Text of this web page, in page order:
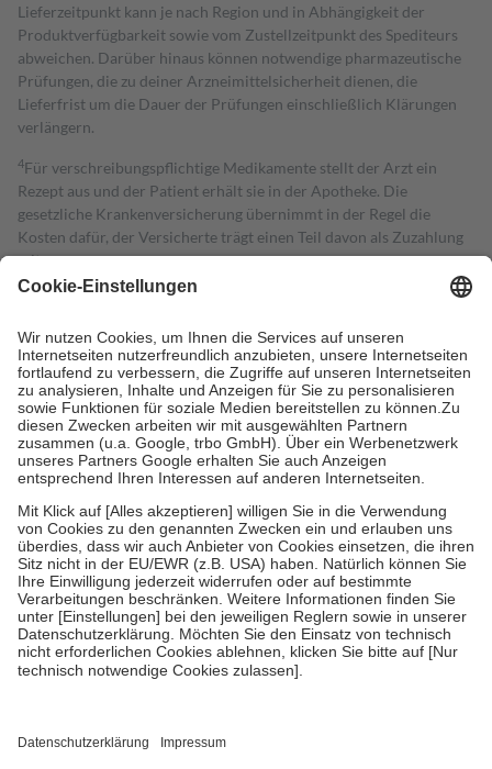
Lieferzeitpunkt kann je nach Region und in Abhängigkeit der
Produktverfügbarkeit sowie vom Zustellzeitpunkt des Spediteurs
abweichen. Darüber hinaus können notwendige pharmazeutische
Prüfungen, die zu deiner Arzneimittelsicherheit dienen, die
Lieferfrist um die Dauer der Prüfungen einschließlich Klärungen
verlängern.
4Für verschreibungspflichtige Medikamente stellt der Arzt ein
Rezept aus und der Patient erhält sie in der Apotheke. Die
gesetzliche Krankenversicherung übernimmt in der Regel die
Kosten dafür, der Versicherte trägt einen Teil davon als Zuzahlung
mit.
Grundsätzlich leisten Mitglieder Zuzahlungen in Höhe von zehn
höchstens zehn Euro.
Es sind jedoch nie mehr als die tatsächlichen
Kosten der Leistung zu entrichten.
Diese Regeln gelten grundsätzlich auch für Online-Apotheken.
Bei Heilmitteln und häuslicher Krankenpflege beträgt die
Zuzahlung zehn Prozent der Kosten sowie zehn Euro je
Verordnung.
Um das Engagement der Versicherten für ihre eigene Gesundheit zu
stärken und die besondere Stellung der Familie zu unterstützen,
fallenkeine Zuzahlungenan bei:
• Kindern und Jugendlichen bis zum vollendeten 18. Lebensjahr
mit Ausnahme der Fahrkosten
• Untersuchungen zur Vorsorge und Früherkennung, die von der
GKV getragen werden
• empfohlenen Schutzimpfungen
• Harn- und Blutteststreifen
getroffen, um sicherzustellen, dass es sich um echte Bewertungen